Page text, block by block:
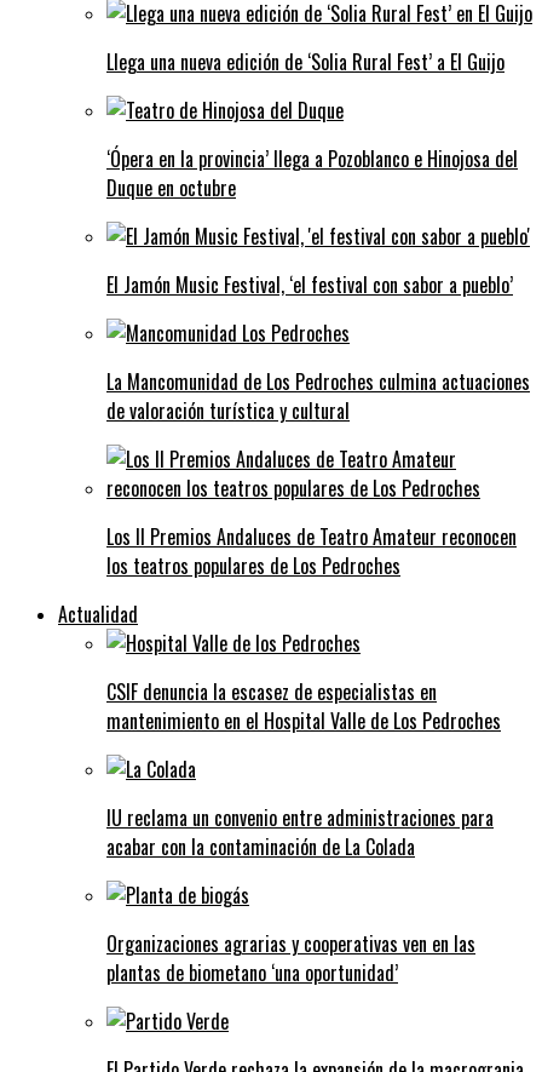
Llega una nueva edición de ‘Solia Rural Fest’ a El Guijo
‘Ópera en la provincia’ llega a Pozoblanco e Hinojosa del
Duque en octubre
El Jamón Music Festival, ‘el festival con sabor a pueblo’
La Mancomunidad de Los Pedroches culmina actuaciones
de valoración turística y cultural
Los II Premios Andaluces de Teatro Amateur reconocen
los teatros populares de Los Pedroches
Actualidad
CSIF denuncia la escasez de especialistas en
mantenimiento en el Hospital Valle de Los Pedroches
IU reclama un convenio entre administraciones para
acabar con la contaminación de La Colada
Organizaciones agrarias y cooperativas ven en las
plantas de biometano ‘una oportunidad’